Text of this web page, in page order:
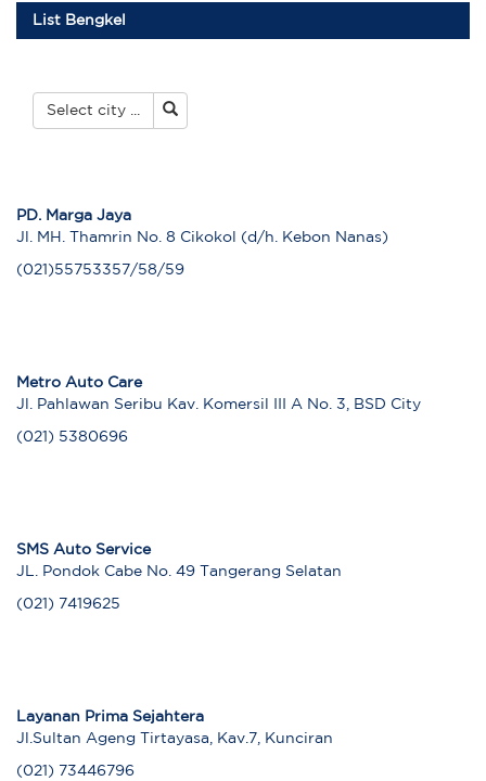
List Bengkel
Select city ...
PD. Marga Jaya
Jl. MH. Thamrin No. 8 Cikokol (d/h. Kebon Nanas)
(021)55753357/58/59
Metro Auto Care
Jl. Pahlawan Seribu Kav. Komersil III A No. 3, BSD City
(021) 5380696
SMS Auto Service
JL. Pondok Cabe No. 49 Tangerang Selatan
(021) 7419625
Layanan Prima Sejahtera
Jl.Sultan Ageng Tirtayasa, Kav.7, Kunciran
(021) 73446796